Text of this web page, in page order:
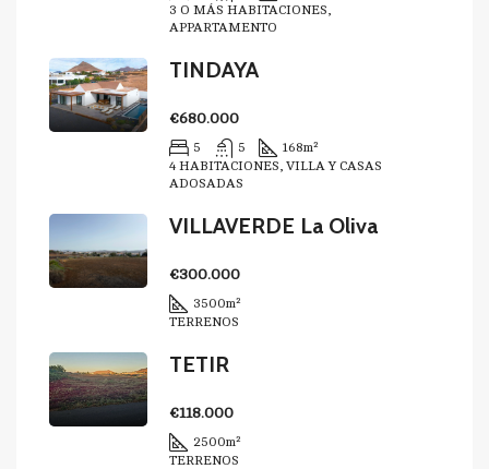
3 O MÁS HABITACIONES,
APPARTAMENTO
TINDAYA
€680.000
5 5 168m²
4 HABITACIONES, VILLA Y CASAS
ADOSADAS
VILLAVERDE La Oliva
€300.000
3500m²
TERRENOS
TETIR
€118.000
2500m²
TERRENOS